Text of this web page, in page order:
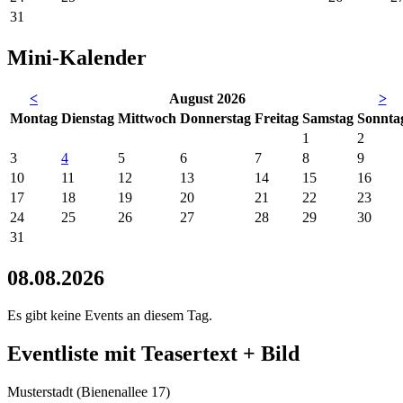
31
Mini-Kalender
< August 2026
>
Montag Dienstag Mittwoch Donnerstag Freitag Samstag So
1
2
3
4 5 6 7 8
9
10
11 12 13 14 15
16
17
18 19 20 21 22
23
24
25 26 27 28 29
30
31
08.08.2026
Es gibt keine Events an diesem Tag.
Eventliste mit Teasertext + Bild
Musterstadt (Bienenallee 17)